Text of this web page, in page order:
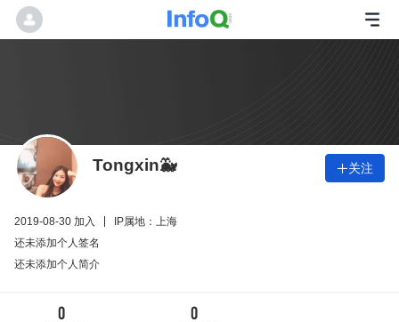
Tongxin🐳 关注
2019-08-30 加入
IP属地：上海
还未添加个人签名
还未添加个人简介
0 0